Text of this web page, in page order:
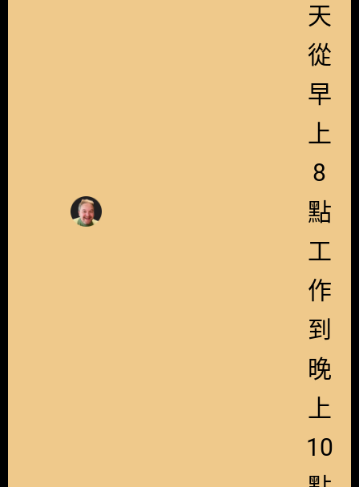
天
從
早
上
8
點
工
作
到
晚
上
10